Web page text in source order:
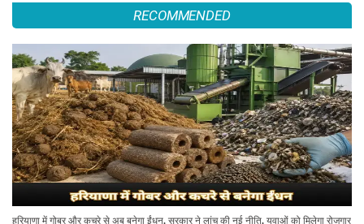
RECOMMENDED
हरियाणा में गोबर और कचरे से अब बनेगा ईंधन, सरकार ने लांच की नई नीति, युवाओं को मिलेगा रोजगार